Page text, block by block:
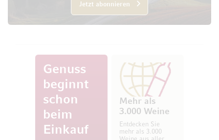
Jetzt abonnieren
Genuss
beginnt
schon
beim
Einkauf
Mehr als
3.000 Weine
Entdecken Sie
mehr als 3.000